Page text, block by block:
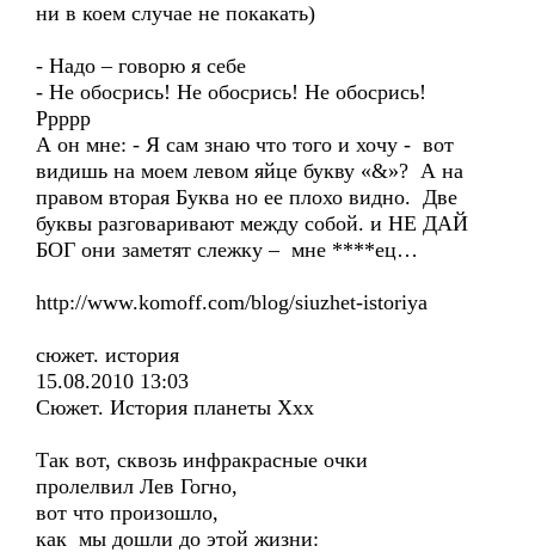
ни в коем случае не покакать)
- Надо – говорю я себе
- Не обосрись! Не обосрись! Не обосрись!
Ррррр
А он мне: - Я сам знаю что того и хочу - вот
видишь на моем левом яйце букву «&»? А на
правом вторая Буква но ее плохо видно. Две
буквы разговаривают между собой. и НЕ ДАЙ
БОГ они заметят слежку – мне ****ец…
http://www.komoff.com/blog/siuzhet-istoriya
сюжет. история
15.08.2010 13:03
Сюжет. История планеты Ххх
Так вот, сквозь инфракрасные очки
пролелвил Лев Гогно,
вот что произошло,
как мы дошли до этой жизни: